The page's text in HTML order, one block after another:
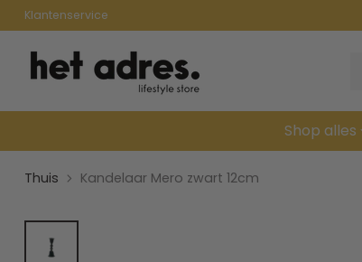
Shop alles
Klantenservice
Thuis Kandelaar Mero zwart 12cm